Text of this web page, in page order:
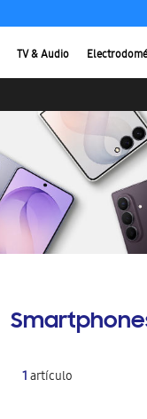
TV & Audio
1artículo